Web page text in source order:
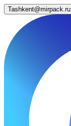
Tashkent@mirpack.ru